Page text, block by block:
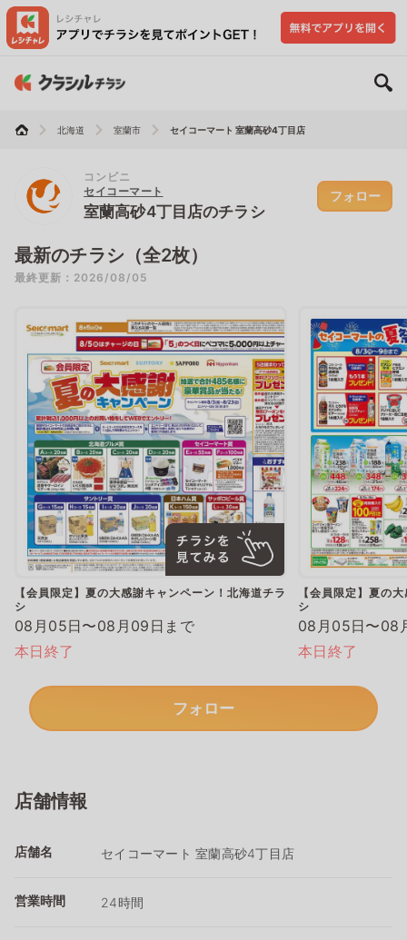
北海道 室蘭市 セイコーマート 室蘭高砂4丁目店
コンビニ
セイコーマート
室蘭高砂4丁目店のチラシ
フォロー
最新のチラシ（全2枚）
最終更新：2026/08/05
【会員限定】夏の大感謝キャンペーン！北海道チラ
シ
08月05日〜08月09日まで
本日終了
【会員限定】夏の
シ
08月05日〜08
本日終了
フォロー
店舗情報
店舗名 セイコーマート 室蘭高砂4丁目店
営業時間 24時間